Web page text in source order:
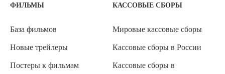
ФИЛЬМЫ
База фильмов
Новые трейлеры
Постеры к фильмам
КАССОВЫЕ СБОРЫ
Мировые кассовые сборы
Кассовые сборы в России
Кассовые сборы в